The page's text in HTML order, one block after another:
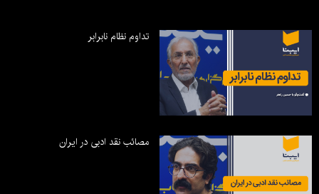
تداوم نظام نابرابر
مصائب نقد ادبی در ایران